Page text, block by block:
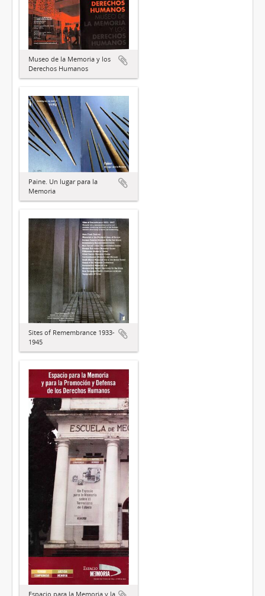
Museo de la Memoria y los
Derechos Humanos
Paine. Un lugar para la
Memoria
Sites of Remembrance 1933-
1945
Espacio para la Memoria y la